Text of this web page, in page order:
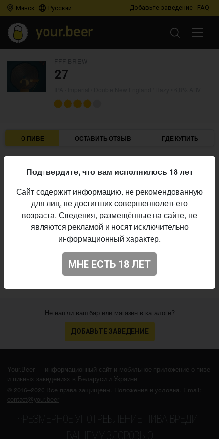
Минск Русский Добавьте заведение FAQ
27
О ПИВЕ ОСТАВИТЬ ОТЗЫВ ГДЕ КУПИТЬ
IPA - Imperial / Double New England / Hazy
Алкоголь:
6,8%
Хмель:
Simcoe, Sabro
Производство:
постоянный выпуск
Начало
12.02.2020
4.019
Не нашли ваш бар или магазин в каталоге?
ДОБАВЬТЕ ЗАВЕДЕНИЕ
Your.Beer — информационный сайт и мобильное приложение о пиве
и пивных заведениях в Беларуси и Украине
© 2016–2026 Все права защищены. Положения и условия . Email:
contact@your.beer
ЧРЕЗМЕРНОЕ УПОТРЕБЛЕНИЕ ПИВА ВРЕДИТ
ВАШЕМУ ЗДОРОВЬЮ
Подтвердите, что вам исполнилось 18 лет
Сайт содержит информацию, не рекомендованную
для лиц, не достигших совершеннолетнего
возраста. Сведения, размещённые на сайте, не
являются рекламой и носят исключительно
информационный характер.
МНЕ ЕСТЬ 18 ЛЕТ